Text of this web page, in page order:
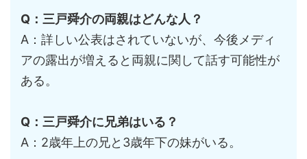
Q：三戸舜介の両親はどんな人？
A：詳しい公表はされていないが、今後メディ
アの露出が増えると両親に関して話す可能性が
ある。
Q：三戸舜介に兄弟はいる？
A：2歳年上の兄と3歳年下の妹がいる。